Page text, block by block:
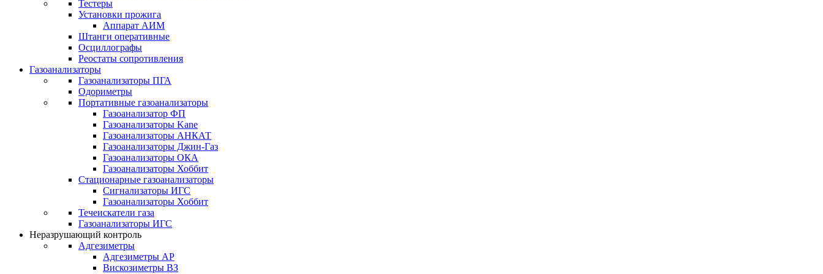
Тестеры
Установки прожига
Аппарат АИМ
Штанги оперативные
Осциллографы
Реостаты сопротивления
Газоанализаторы
Газоанализаторы ПГА
Одориметры
Портативные газоанализаторы
Газоанализатор ФП
Газоанализаторы Kane
Газоанализаторы АНКАТ
Газоанализаторы Джин-Газ
Газоанализаторы ОКА
Газоанализаторы Хоббит
Стационарные газоанализаторы
Сигнализаторы ИГС
Газоанализаторы Хоббит
Течеискатели газа
Газоанализаторы ИГС
Неразрушающий контроль
Адгезиметры
Адгезиметры АР
Вискозиметры ВЗ